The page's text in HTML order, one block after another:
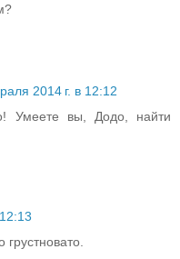
2014 г. в 12:12
Умеете вы, Додо, найти